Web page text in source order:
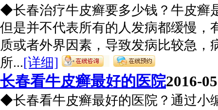
◆长春治疗牛皮癣要多少钱？牛皮癣
但是并不代表所有的人发病都缓慢，
质或者外界因素，导致发病比较急，
所...[详细]
长春看牛皮癣最好的医院2016-
◆长春看牛皮癣最好的医院？通过小